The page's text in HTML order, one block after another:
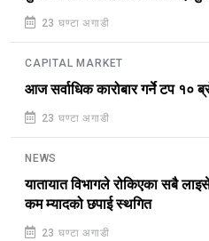
23 घण्टा अगाडी
CAPITAL MARKET
आज सर्वाधिक कारोबार गर्ने टप १०
23 घण्टा अगाडी
NEWS
यातायात विभागले रोकिएका सबै
कम म्यादको छपाई स्थगित
23 घण्टा अगाडी